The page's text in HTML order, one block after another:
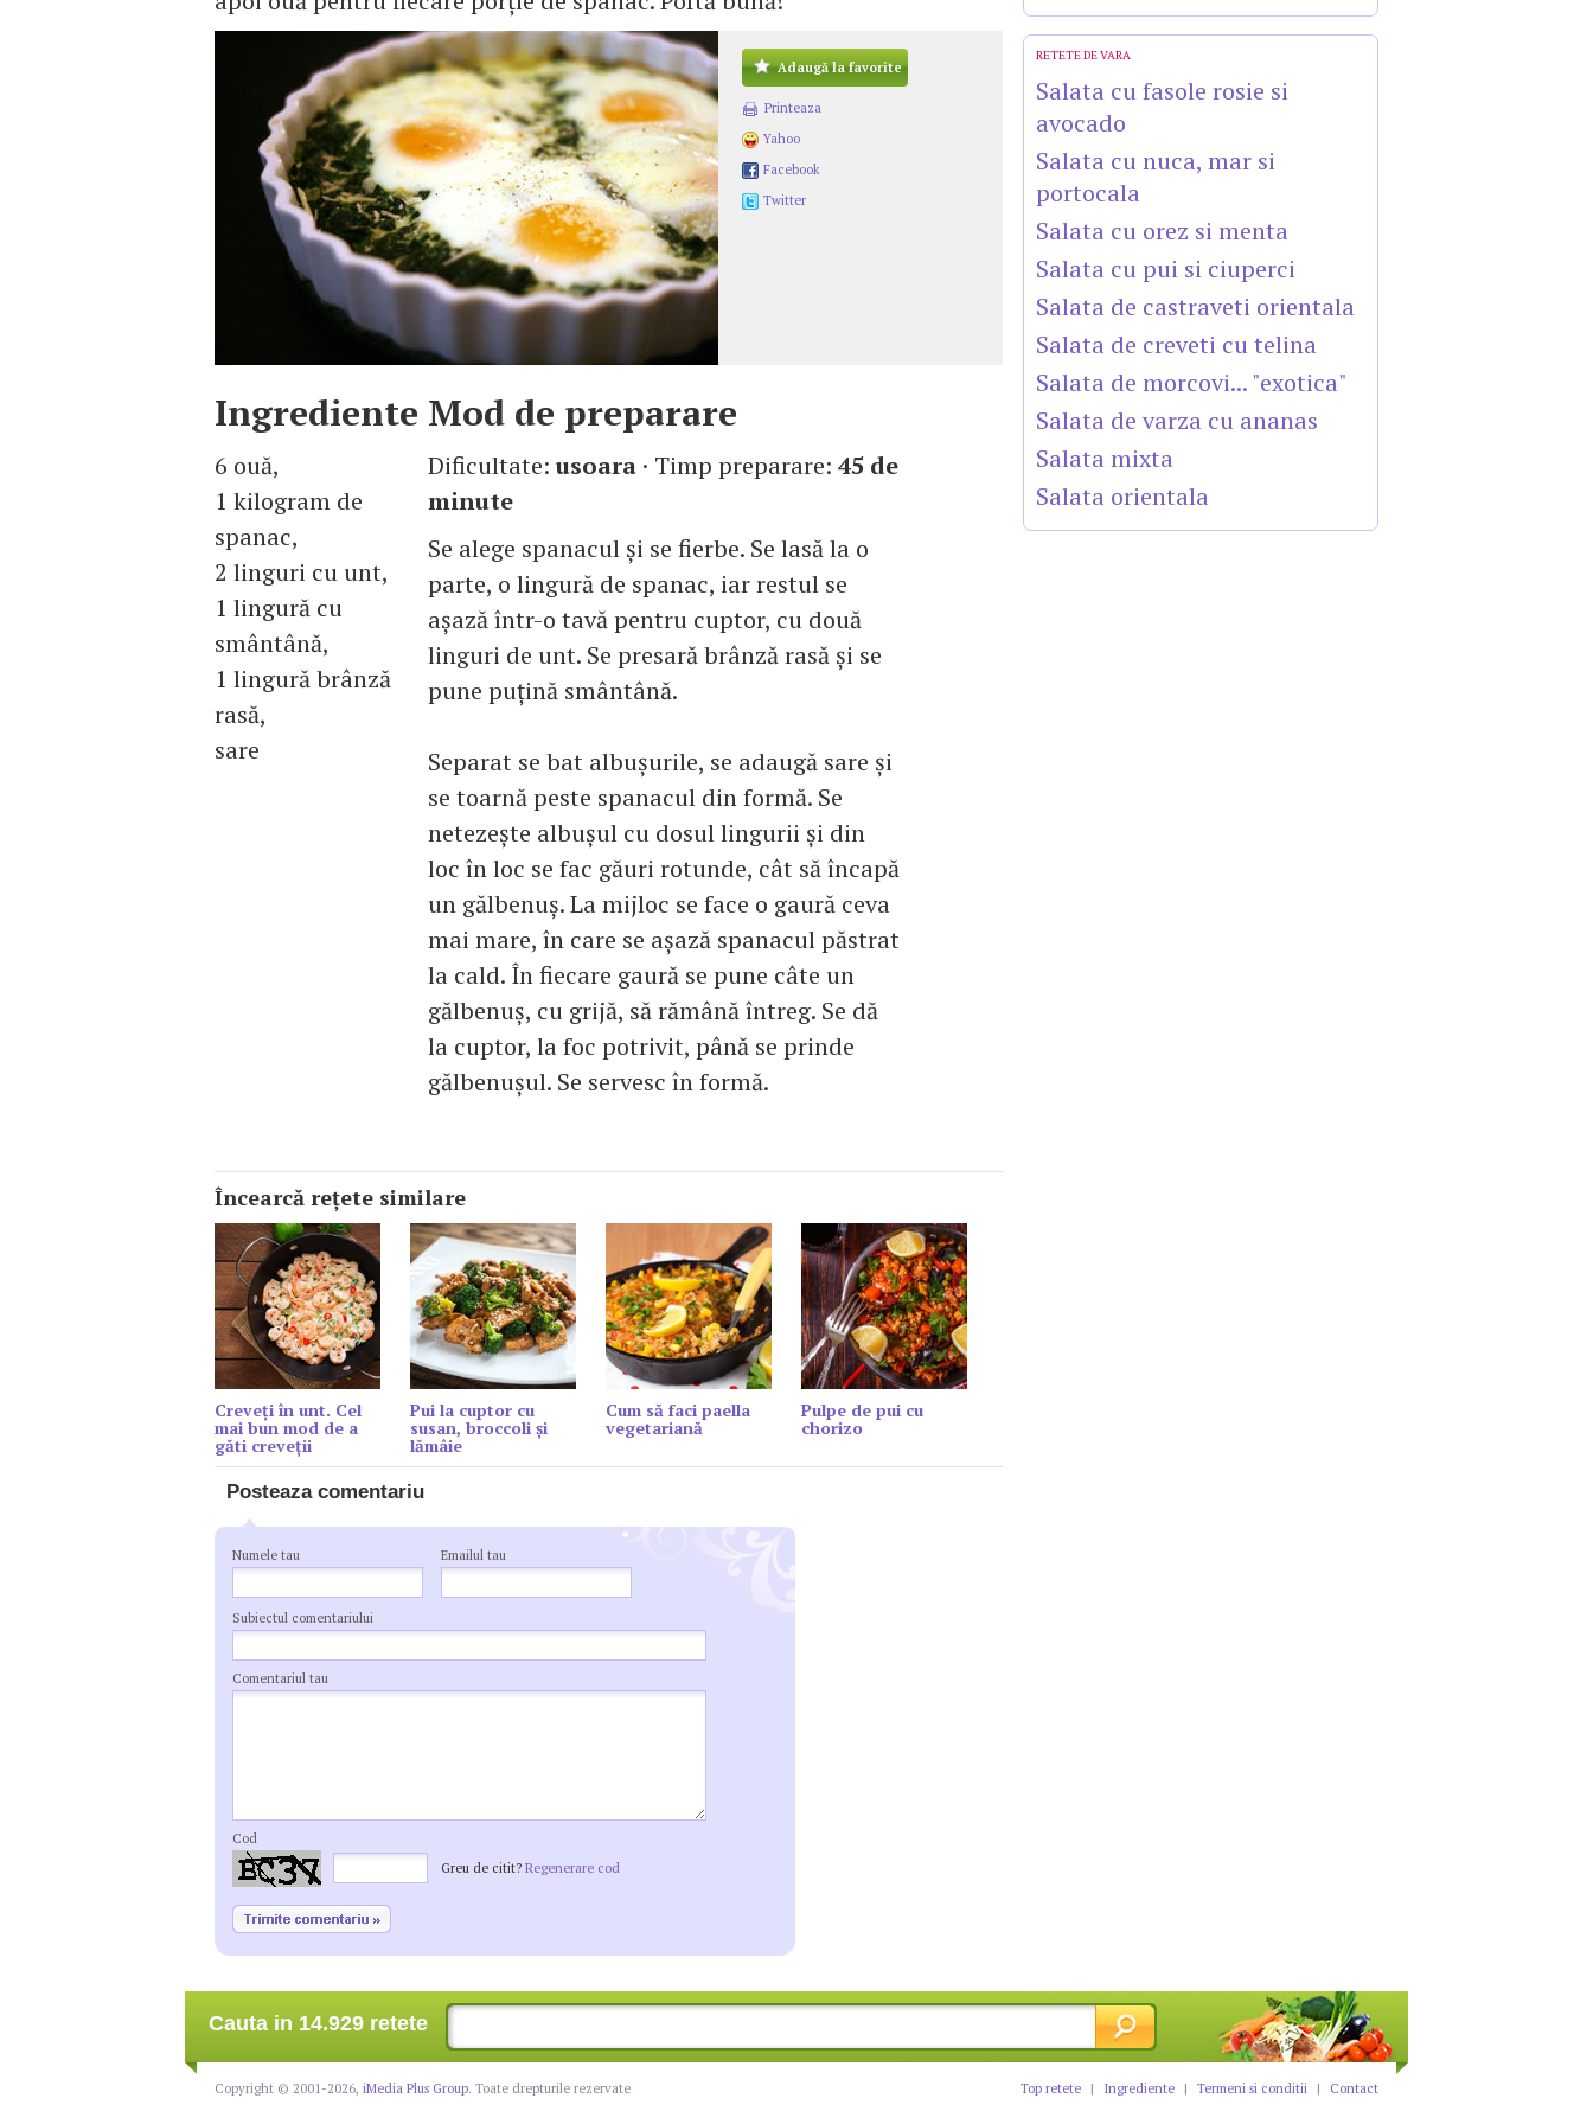
Adaugă la favorite
Printeaza
Yahoo
Facebook
Twitter
Ingrediente
6 ouă,
1 kilogram de
spanac,
2 linguri cu unt,
1 lingură cu
smântână,
1 lingură brânză
rasă,
sare
Mod de preparare
Dificultate:usoara · Timp preparare: 45 de
minute
Se alege spanacul şi se fierbe. Se lasă la o
parte, o lingură de spanac, iar restul se
aşază într-o tavă pentru cuptor, cu două
linguri de unt. Se presară brânză rasă şi se
pune puţină smântână.
Separat se bat albuşurile, se adaugă sare şi
se toarnă peste spanacul din formă. Se
netezeşte albuşul cu dosul lingurii şi din
loc în loc se fac găuri rotunde, cât să încapă
un gălbenuş. La mijloc se face o gaură ceva
mai mare, în care se aşază spanacul păstrat
la cald. În fiecare gaură se pune câte un
gălbenuş, cu grijă, să rămână întreg. Se dă
la cuptor, la foc potrivit, până se prinde
gălbenuşul. Se servesc în formă.
Încearcă reţete similare
Creveți în unt. Cel
mai bun mod de a
găti creveții
Pui la cuptor cu
susan, broccoli și
lămâie
Cum să faci paella
vegetariană
Pulpe de pui cu
chorizo
Posteaza comentariu
Numele tau Emailul tau
Subiectul comentariului
Comentariul tau
Cod
Greu de citit? Regenerare cod
RETETE DE VARA
Salata cu fasole rosie si
avocado
Salata cu nuca, mar si
portocala
Salata cu orez si menta
Salata cu pui si ciuperci
Salata de castraveti orientala
Salata de creveti cu telina
Salata de morcovi... "exotica"
Salata de varza cu ananas
Salata mixta
Salata orientala
Cauta in 14.929 retete
Copyright © 2001-2026, iMedia Plus Group. Toate drepturile rezervate Top retete | Ingrediente | Termeni si conditii | Contact